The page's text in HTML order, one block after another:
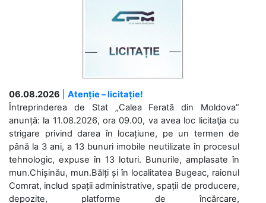
06.08.2026
Atenție – licitație!
Întreprinderea de Stat „Calea Ferată din Moldova”
anunță: la 11.08.2026, ora 09.00, va avea loc licitaţia cu
strigare privind darea în locațiune, pe un termen de
până la 3 ani, a 13 bunuri imobile neutilizate în procesul
tehnologic, expuse în 13 loturi. Bunurile, amplasate în
mun.Chișinău, mun.Bălți și în localitatea Bugeac, raionul
Comrat, includ spații administrative, spații de producere,
depozite, platforme de încărcare,